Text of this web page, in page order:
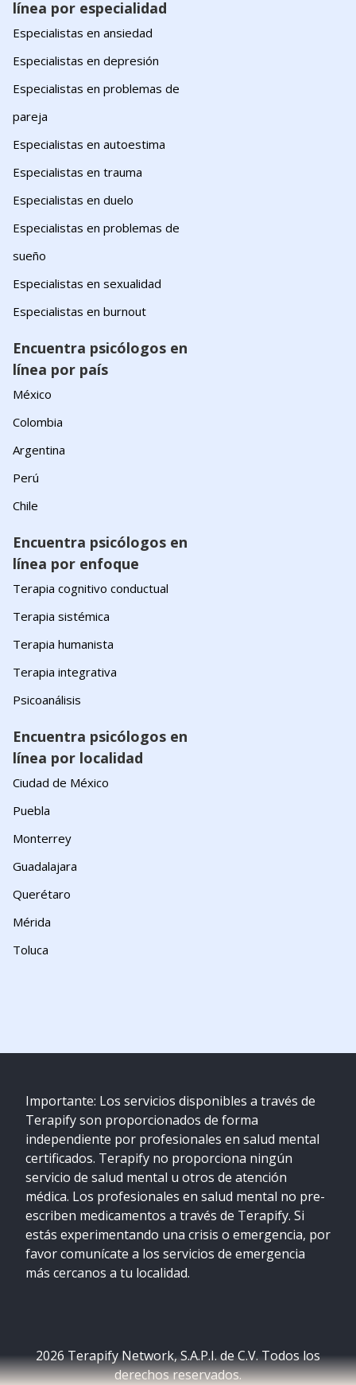
línea por especialidad
Especialistas en ansiedad
Especialistas en depresión
Especialistas en problemas de
pareja
Especialistas en autoestima
Especialistas en trauma
Especialistas en duelo
Especialistas en problemas de
sueño
Especialistas en sexualidad
Especialistas en burnout
Encuentra psicólogos en
línea por país
México
Colombia
Argentina
Perú
Chile
Encuentra psicólogos en
línea por enfoque
Terapia cognitivo conductual
Terapia sistémica
Terapia humanista
Terapia integrativa
Psicoanálisis
Encuentra psicólogos en
línea por localidad
Ciudad de México
Puebla
Monterrey
Guadalajara
Querétaro
Mérida
Toluca
Importante: Los servicios disponibles a través de
Terapify son proporcionados de forma
independiente por profesionales en salud mental
certificados. Terapify no proporciona ningún
servicio de salud mental u otros de atención
médica. Los profesionales en salud mental no pre-
escriben medicamentos a través de Terapify. Si
estás experimentando una crisis o emergencia, por
favor comunícate a los servicios de emergencia
más cercanos a tu localidad.
2026Terapify Network, S.A.P.I. de C.V. Todos los
derechos reservados.